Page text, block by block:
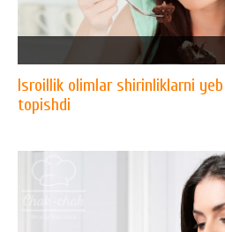
Isroillik olimlar shirinliklarni
topishdi